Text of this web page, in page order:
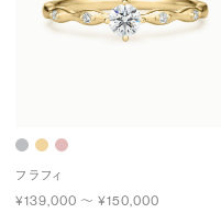
フラフィ
¥139,000 〜 ¥150,000